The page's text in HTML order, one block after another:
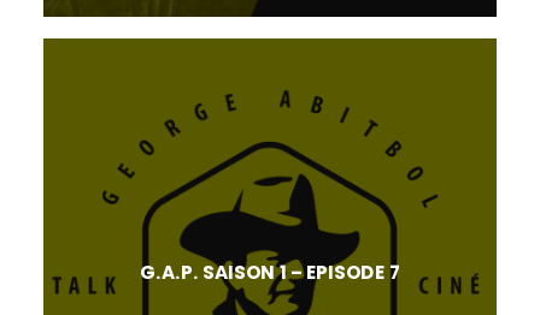
G.A.P. SAISON 1 – EPISODE 7